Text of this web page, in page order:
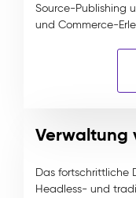
Source-Publishing
und Commerce-
Verwaltung
Das fortschrittliche
Headless- und